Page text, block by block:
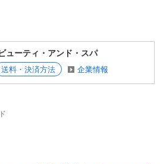
ューティ・アンド・スパ
送料・決済方法 企業情報